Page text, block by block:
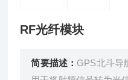
RF光纤模块
简要描述： GPS北斗导